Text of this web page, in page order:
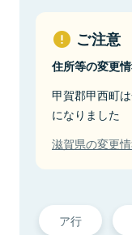
ご注意
住所等の変更
甲賀郡甲西町
になりました
滋賀県の変更
ア行